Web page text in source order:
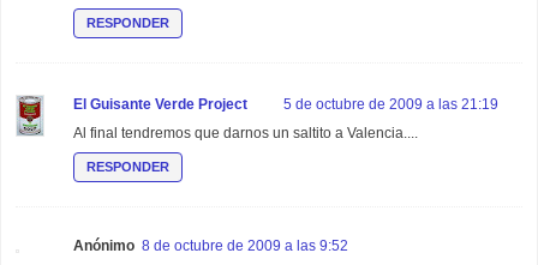
RESPONDER
El Guisante Verde Project
5 de octubre de 2009 a las 21:19
Al final tendremos que darnos un saltito a Valencia....
RESPONDER
Anónimo 8 de octubre de 2009 a las 9:52